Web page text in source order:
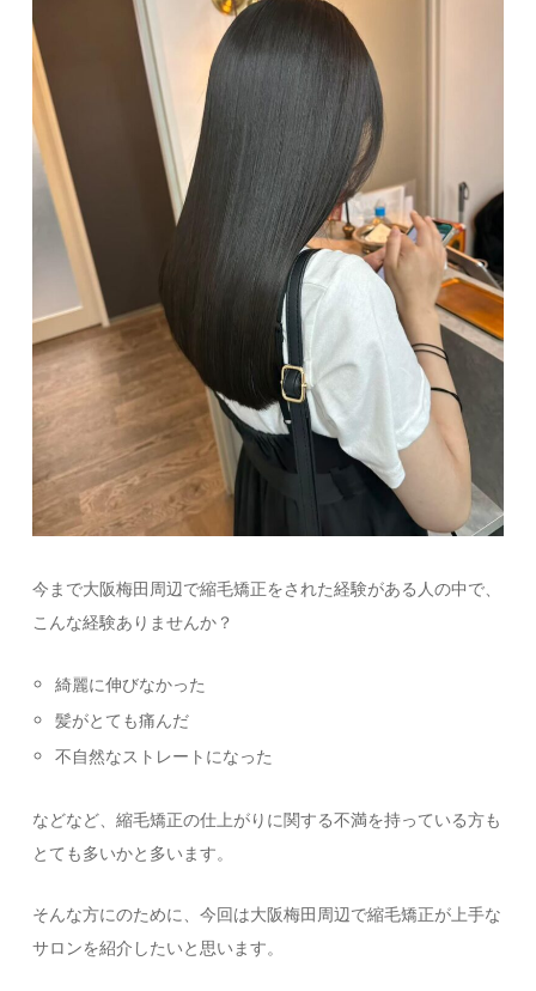
今まで大阪梅田周辺で縮毛矯正をされた経験がある人の中で、
こんな経験ありませんか？
綺麗に伸びなかった
髪がとても痛んだ
不自然なストレートになった
などなど、縮毛矯正の仕上がりに関する不満を持っている方も
とても多いかと多います。
そんな方にのために、今回は大阪梅田周辺で縮毛矯正が上手な
サロンを紹介したいと思います。